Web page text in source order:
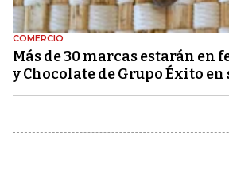
COMERCIO
Más de 30 marcas estarán en
y Chocolate de Grupo Éxito en